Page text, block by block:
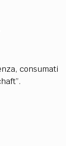
consumati